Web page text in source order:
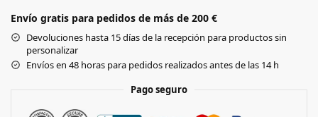
NAVY
WHITE
Envío gratis para pedidos de más de 200 €
Devoluciones hasta 15 días de la recepción para productos sin
personalizar
Envíos en 48 horas para pedidos realizados antes de las 14 h
Pago seguro